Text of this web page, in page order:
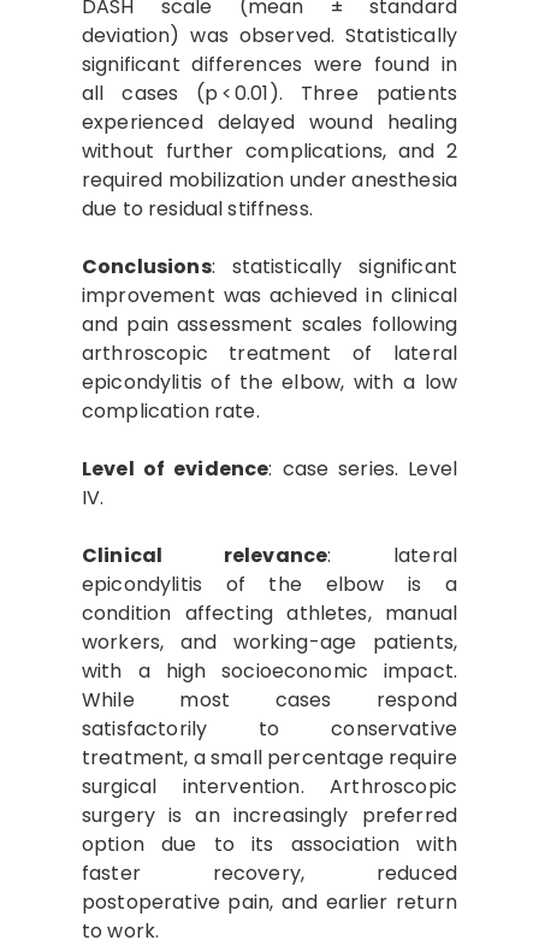
DASH scale (mean ± standard
deviation) was observed. Statistically
significant differences were found in
all cases (p < 0.01). Three patients
experienced delayed wound healing
without further complications, and 2
required mobilization under anesthesia
due to residual stiffness.
Conclusions: statistically significant
improvement was achieved in clinical
and pain assessment scales following
arthroscopic treatment of lateral
epicondylitis of the elbow, with a low
complication rate.
Level of evidence: case series. Level
IV.
Clinical relevance: lateral
epicondylitis of the elbow is a
condition affecting athletes, manual
workers, and working-age patients,
with a high socioeconomic impact.
While most cases respond
satisfactorily to conservative
treatment, a small percentage require
surgical intervention. Arthroscopic
surgery is an increasingly preferred
option due to its association with
faster recovery, reduced
postoperative pain, and earlier return
to work.